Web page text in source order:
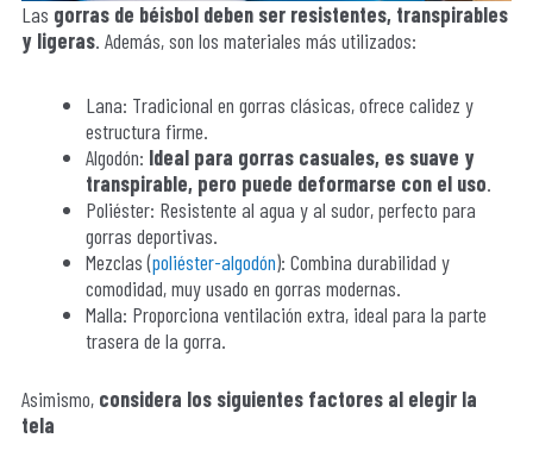
Las gorras de béisbol deben ser resistentes, transpirables
y ligeras. Además, son los materiales más utilizados:
Lana: Tradicional en gorras clásicas, ofrece calidez y
estructura firme.
Algodón: Ideal para gorras casuales, es suave y
transpirable, pero puede deformarse con el uso.
Poliéster: Resistente al agua y al sudor, perfecto para
gorras deportivas.
Mezclas (poliéster-algodón): Combina durabilidad y
comodidad, muy usado en gorras modernas.
Malla: Proporciona ventilación extra, ideal para la parte
trasera de la gorra.
Asimismo, considera los siguientes factores al elegir la
tela